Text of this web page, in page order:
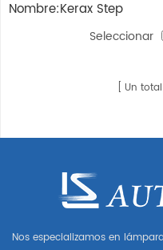
Nombre:Kerax Step
Seleccionar
Un
Nos especializamos en